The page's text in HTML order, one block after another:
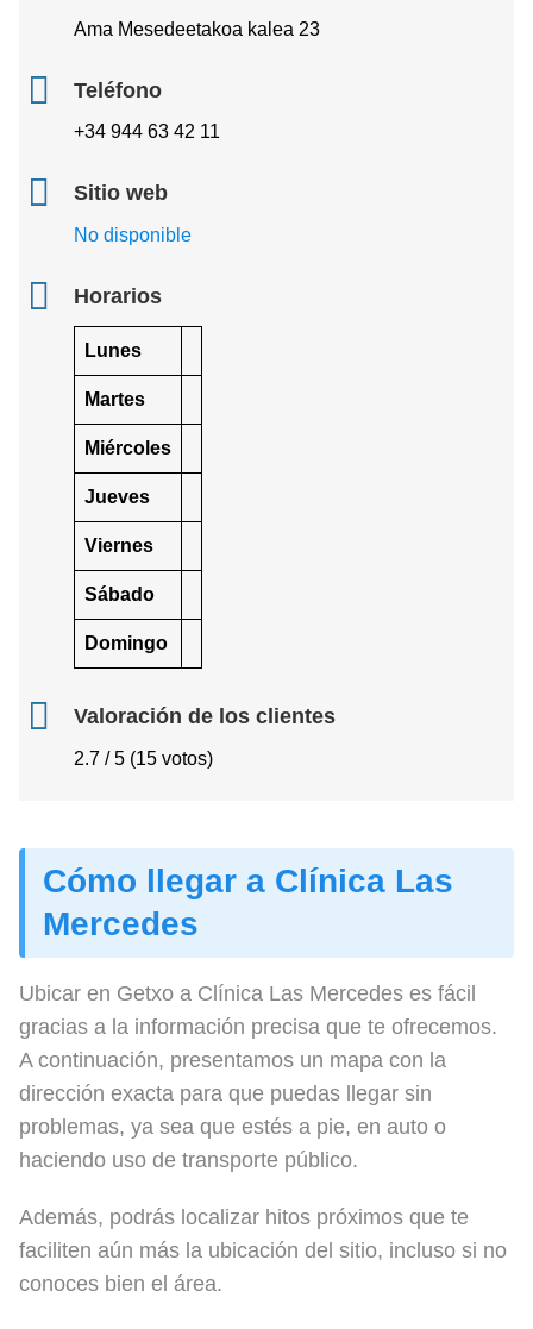
Ama Mesedeetakoa kalea 23
Teléfono
+34 944 63 42 11
Sitio web
No disponible
Horarios
Lunes
Martes
Miércoles
Jueves
Viernes
Sábado
Domingo
Valoración de los clientes
2.7 / 5 (15 votos)
Cómo llegar a Clínica Las
Mercedes
Ubicar en Getxo a Clínica Las Mercedes es fácil
gracias a la información precisa que te ofrecemos.
A continuación, presentamos un mapa con la
dirección exacta para que puedas llegar sin
problemas, ya sea que estés a pie, en auto o
haciendo uso de transporte público.
Además, podrás localizar hitos próximos que te
faciliten aún más la ubicación del sitio, incluso si no
conoces bien el área.